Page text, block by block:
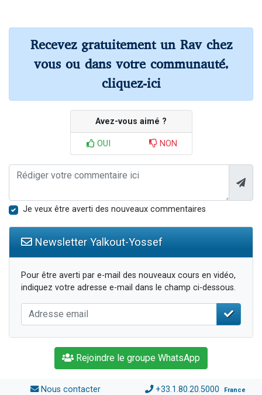
Recevez gratuitement un Rav chez
vous ou dans votre communauté,
cliquez-ici
Avez-vous aimé ?
OUI NON
Je veux être averti des nouveaux commentaires
Newsletter Yalkout-Yossef
Pour être averti par e-mail des nouveaux cours en vidéo,
indiquez votre adresse e-mail dans le champ ci-dessous.
Rejoindre le groupe WhatsApp
Nous contacter +33.1.80.20.5000 France